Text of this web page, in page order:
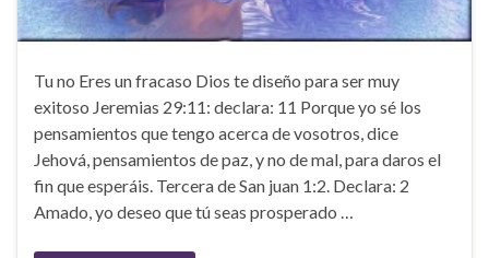
Tu no Eres un fracaso Dios te diseño para ser muy
exitoso Jeremias 29:11: declara: 11 Porque yo sé los
pensamientos que tengo acerca de vosotros, dice
Jehová, pensamientos de paz, y no de mal, para daros el
fin que esperáis. Tercera de San juan 1:2. Declara: 2
Amado, yo deseo que tú seas prosperado …